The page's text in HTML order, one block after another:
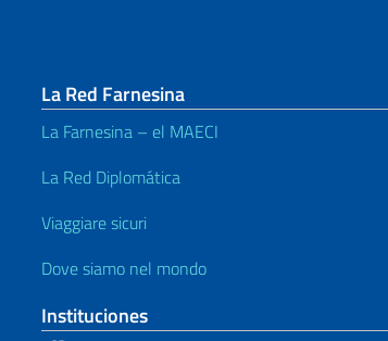
La Red Farnesina
La Farnesina – el MAECI
La Red Diplomática
Viaggiare sicuri
Dove siamo nel mondo
Instituciones